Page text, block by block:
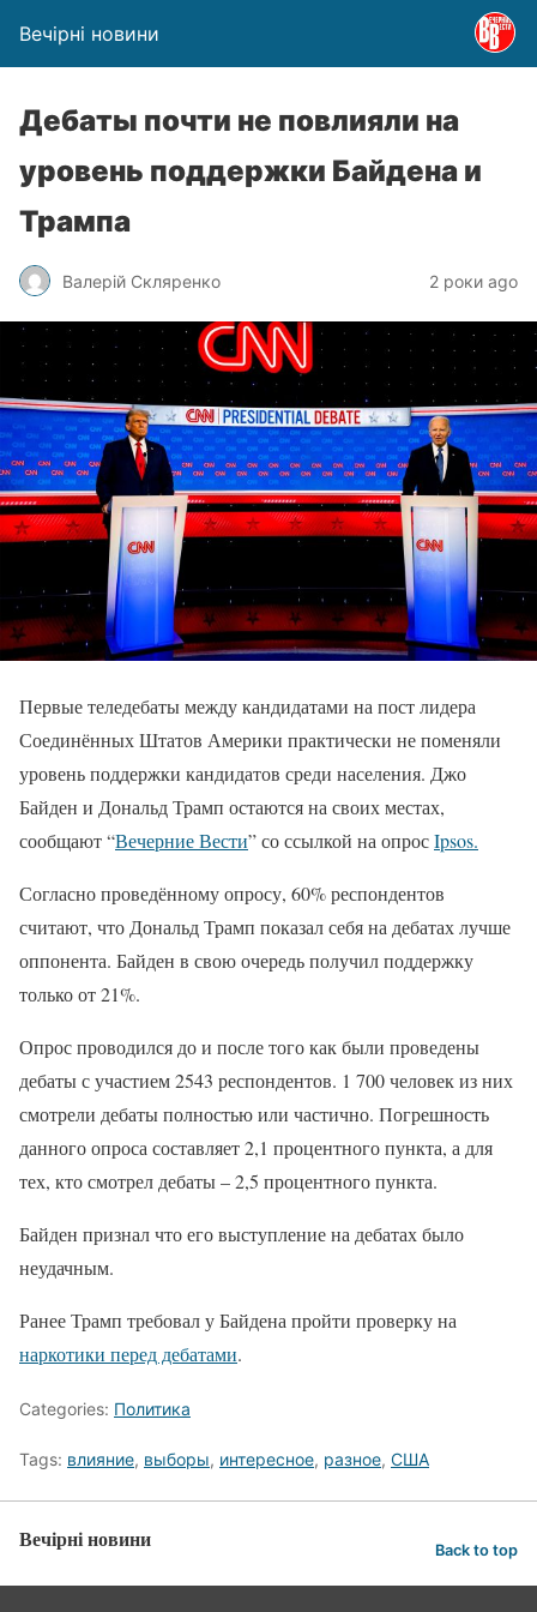
Вечірні новини
Дебаты почти не повлияли на
уровень поддержки Байдена и
Трампа
Валерій Скляренко 2 роки ago
Первые теледебаты между кандидатами на пост лидера
Соединённых Штатов Америки практически не поменяли
уровень поддержки кандидатов среди населения. Джо
Байден и Дональд Трамп остаются на своих местах,
сообщают “Вечерние Вести” со ссылкой на опросIpsos.
Согласно проведённому опросу, 60% респондентов
считают, что Дональд Трамп показал себя на дебатах лучше
оппонента. Байден в свою очередь получил поддержку
только от 21%.
Опрос проводился до и после того как были проведены
дебаты с участием 2543 респондентов. 1 700 человек из них
смотрели дебаты полностью или частично. Погрешность
данного опроса составляет 2,1 процентного пункта, а для
тех, кто смотрел дебаты – 2,5 процентного пункта.
Байден признал что его выступление на дебатах было
неудачным.
Ранее Трамп требовал у Байдена пройти проверку на
наркотики перед дебатами.
Categories: Политика
Tags: влияние, выборы, интересное, разное, США
Вечірні новини Back to top